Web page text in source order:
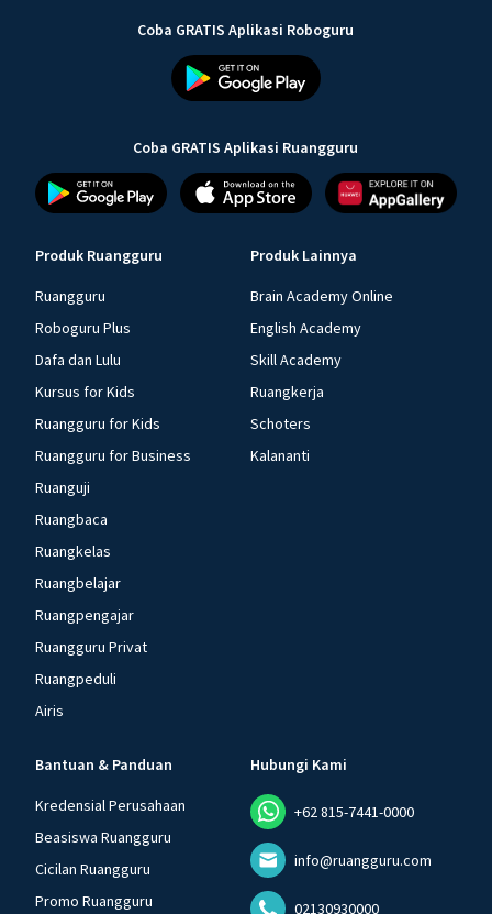
Coba GRATIS Aplikasi Roboguru
Coba GRATIS Aplikasi Ruangguru
Produk Ruangguru
Ruangguru
Roboguru Plus
Dafa dan Lulu
Kursus for Kids
Ruangguru for Kids
Ruangguru for Business
Ruanguji
Ruangbaca
Ruangkelas
Ruangbelajar
Ruangpengajar
Ruangguru Privat
Ruangpeduli
Airis
Produk Lainnya
Brain Academy Online
English Academy
Skill Academy
Ruangkerja
Schoters
Kalananti
Bantuan & Panduan
Kredensial Perusahaan
Beasiswa Ruangguru
Cicilan Ruangguru
Promo Ruangguru
Hubungi Kami
+62 815-7441-0000
info@ruangguru.com
02130930000